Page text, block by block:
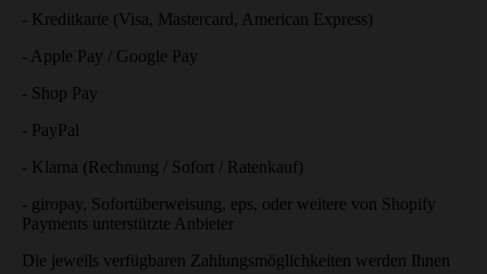
- Kreditkarte (Visa, Mastercard, American Express)
- Apple Pay / Google Pay
- Shop Pay
- PayPal
- Klarna (Rechnung / Sofort / Ratenkauf)
- giropay, Sofortüberweisung, eps, oder weitere von Shopify
Payments unterstützte Anbieter
Die jeweils verfügbaren Zahlungsmöglichkeiten werden Ihnen